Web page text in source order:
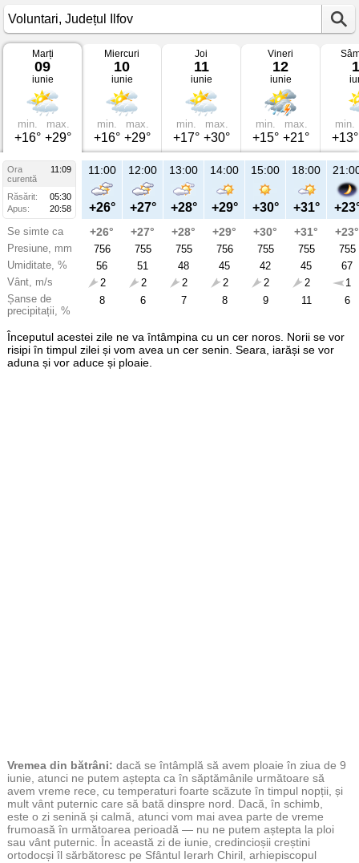
Vremea
Voluntari
09
iunie
2026
Județul
Ilfov
Marți
09
iunie
min.
+16°
max.
+29°
Miercuri
10
iunie
min.
+16°
max.
+29°
Joi
11
iunie
min.
+17°
max.
+30°
Vineri
12
iunie
min.
+15°
max.
+21°
min.
+13°
Ora
11:09
curentă
Răsărit:
05:30
Apus:
20:58
Se simte ca
Presiune, mm
Umiditate, %
Vânt, m/s
Șanse de
precipitații, %
11:00
+26°
+26°
756
56
2
8
12:00
+27°
+27°
755
51
2
6
13:00
+28°
+28°
755
48
2
7
14:00
+29°
+29°
756
45
2
8
15:00
+30°
+30°
755
42
2
9
18:00
+31°
+31°
755
45
2
11
+23°
755
67
1
6
Începutul acestei zile ne va întâmpina cu un cer noros. Norii se vor
risipi în timpul zilei și vom avea un cer senin. Seara, iarăși se vor
aduna și vor aduce și ploaie.
Vremea din bătrâni: dacă se întâmplă să avem ploaie în ziua de 9
iunie, atunci ne putem aștepta ca în săptămânile următoare să
avem vreme rece, cu temperaturi foarte scăzute în timpul nopții, și
mult vânt puternic care să bată dinspre nord. Dacă, în schimb,
este o zi senină și calmă, atunci vom mai avea parte de vreme
frumoasă în următoarea perioadă — nu ne putem aștepta la ploi
sau vânt puternic. În această zi de iunie, credincioșii creștini
ortodocși îl sărbătoresc pe Sfântul Ierarh Chiril, arhiepiscopul